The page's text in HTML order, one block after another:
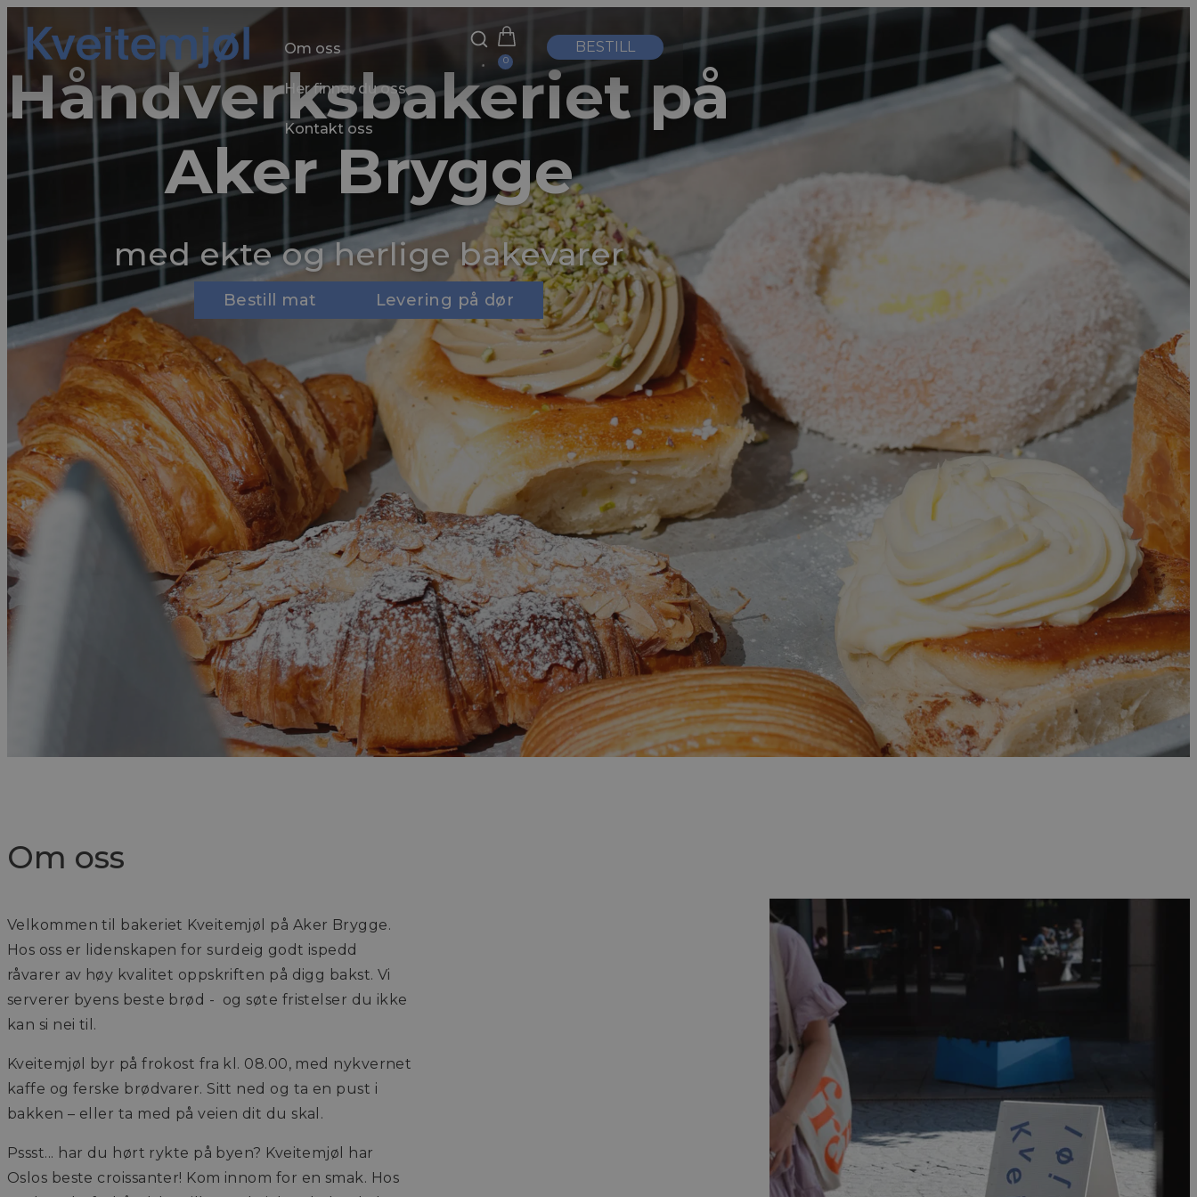
Om oss
Her finner du oss
Kontakt oss
0
BESTILL
Håndverksbakeriet på
Aker Brygge
med ekte og herlige bakevarer
Bestill mat Levering på dør
Om oss
Velkommen til bakeriet Kveitemjøl på Aker Brygge.
Hos oss er lidenskapen for surdeig godt ispedd
råvarer av høy kvalitet oppskriften på digg bakst. Vi
serverer byens beste brød - og søte fristelser du ikke
kan si nei til.
Kveitemjøl byr på frokost fra kl. 08.00, med nykvernet
kaffe og ferske brødvarer. Sitt ned og ta en pust i
bakken – eller ta med på veien dit du skal.
Pssst... har du hørt rykte på byen? Kveitemjøl har
Oslos beste croissanter! Kom innom for en smak. Hos